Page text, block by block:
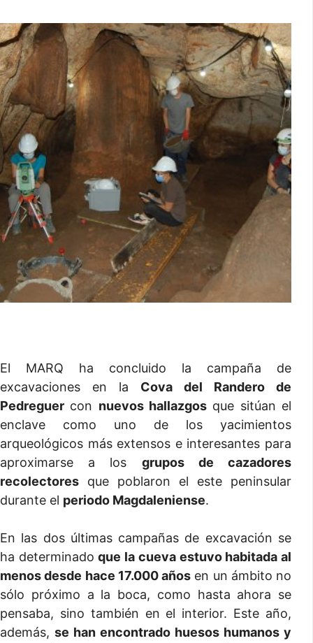
El MARQ ha concluido la campaña de
excavaciones en la Cova del Randero de
Pedreguer con nuevos hallazgos que sitúan el
enclave como uno de los yacimientos
arqueológicos más extensos e interesantes para
aproximarse a los grupos de cazadores
recolectores que poblaron el este peninsular
durante el periodo Magdaleniense.
En las dos últimas campañas de excavación se
ha determinadoque la cueva estuvo habitada al
menos desde hace 17.000 años en un ámbito no
sólo próximo a la boca, como hasta ahora se
pensaba, sino también en el interior. Este año,
además, se han encontrado huesos humanos y